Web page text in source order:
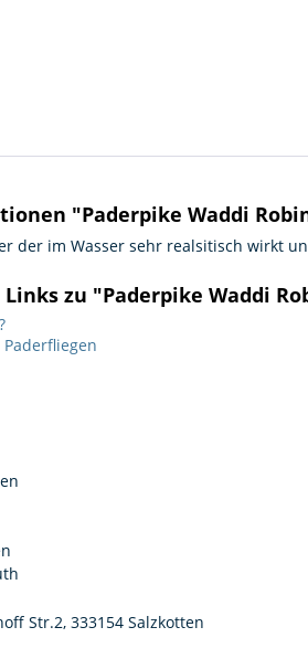
"Paderpike Waddi
der im Wasser sehr realsitisch wirkt
zu "Paderpike Waddi
Str.2, 333154 Salzkotten